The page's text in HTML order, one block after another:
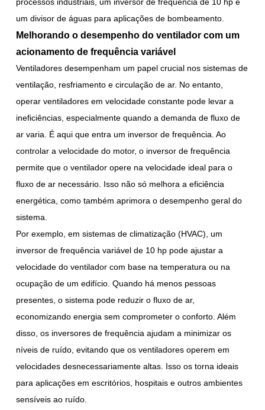
processos industriais, um inversor de frequência de 10 hp é
um divisor de águas para aplicações de bombeamento.
Melhorando o desempenho do ventilador com um
acionamento de frequência variável
Ventiladores desempenham um papel crucial nos sistemas de
ventilação, resfriamento e circulação de ar. No entanto,
operar ventiladores em velocidade constante pode levar a
ineficiências, especialmente quando a demanda de fluxo de
ar varia. É aqui que entra um inversor de frequência. Ao
controlar a velocidade do motor, o inversor de frequência
permite que o ventilador opere na velocidade ideal para o
fluxo de ar necessário. Isso não só melhora a eficiência
energética, como também aprimora o desempenho geral do
sistema.
Por exemplo, em sistemas de climatização (HVAC), um
inversor de frequência variável de 10 hp pode ajustar a
velocidade do ventilador com base na temperatura ou na
ocupação de um edifício. Quando há menos pessoas
presentes, o sistema pode reduzir o fluxo de ar,
economizando energia sem comprometer o conforto. Além
disso, os inversores de frequência ajudam a minimizar os
níveis de ruído, evitando que os ventiladores operem em
velocidades desnecessariamente altas. Isso os torna ideais
para aplicações em escritórios, hospitais e outros ambientes
sensíveis ao ruído.